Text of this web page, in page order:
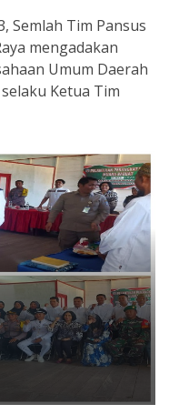
Semlah Tim Pansus
mengadakan
Umum Daerah
Ketua Tim